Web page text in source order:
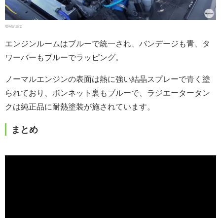
©Motorz
エンジンルームはブルーで統一され、バンデージも青、タ
ワーバーもブルーでラッピング。
ノーマルエンジンの表面は熱に強い結晶スプレーで青く塗
られており、ボンネット裏もブルーで、ラジエータータン
クは純正品に耐熱塗装が施されています。
まとめ